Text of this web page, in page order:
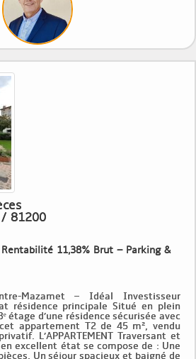
/ 81200
11,38% Brut – Parking &
Mazamet – Idéal Investisseur
résidence principale Situé en plein
étage d’une résidence sécurisée avec
appartement T2 de 45 m², vendu
L’APPARTEMENT Traversant et
excellent état se compose de : Une
Un séjour spacieux et baigné de